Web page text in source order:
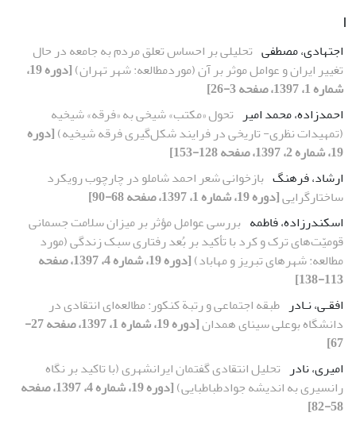
ا
اجتهادی، مصطفی تحلیلی بر احساس تعلق مردم به جامعه در حال
تغییر ایران و عوامل موثر بر آن (موردمطالعه: شهر تهران)
[دوره 19،
شماره 1، 1397، صفحه 3-26]
احمدزاده، محمد امیر تحول «مکتب» شیخی به «فرقه» شیخیه
(تمهیدات نظری- تاریخی در فرایند شکل‌گیری فرقه شیخیه)[دوره
19، شماره 2، 1397، صفحه 128-153]
ارشاد، فرهنگ بازخوانی شعر احمد شاملو در چارچوب رویکرد
ساختارگرایی[دوره 19، شماره 1، 1397، صفحه 68-90]
اسکندرزاده، فاطمه بررسی عوامل مؤثر بر میزان سلامت جسمانی
قومیّت‌های ترک و کرد با تأکید بر بُعد رفتاری سبک زندگی (مورد
مطالعه: شهرهای تبریز و مهاباد)
[دوره 19، شماره 4، 1397، صفحه
113-138]
افقـی، نـادر طبقه اجتماعی و رتبة کنکور: مطالعه‌ای انتقادی در
دانشگاه بوعلی سینای همدان
[دوره 19، شماره 1، 1397، صفحه 27-
67]
امیری، نادر تحلیل انتقادی گفتمان ایرانشهری (با تاکید بر نگاه
رانسیری به اندیشه جوادطباطبایی)
[دوره 19، شماره 4، 1397، صفحه
58-82]